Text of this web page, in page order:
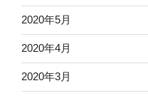
2020年5月
2020年4月
2020年3月